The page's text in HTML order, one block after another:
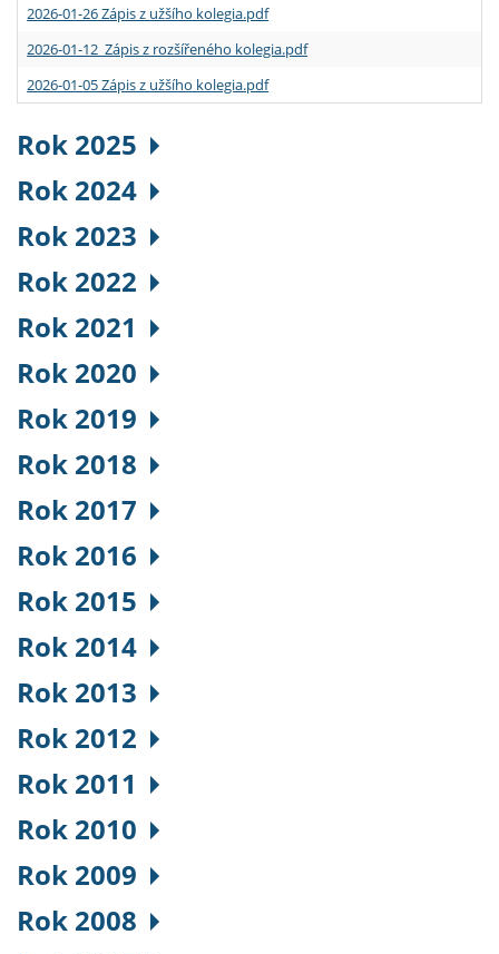
2026-01-26 Zápis z užšího kolegia.pdf
2026-01-12 Zápis z rozšířeného kolegia.pdf
2026-01-05 Zápis z užšího kolegia.pdf
Rok 2025
Rok 2024
Rok 2023
Rok 2022
Rok 2021
Rok 2020
Rok 2019
Rok 2018
Rok 2017
Rok 2016
Rok 2015
Rok 2014
Rok 2013
Rok 2012
Rok 2011
Rok 2010
Rok 2009
Rok 2008